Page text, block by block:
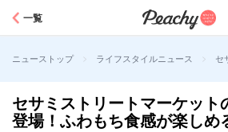
一覧
ニューストップ > ライフスタイルニュース > セ
セサミストリートマーケット
登場！ふわもち食感が楽しめ